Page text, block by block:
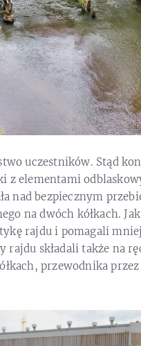
uczestników. Stąd
z elementami
nad bezpiecznym
na dwóch kółkach.
rajdu i pomagali
składali także na
przewodnika